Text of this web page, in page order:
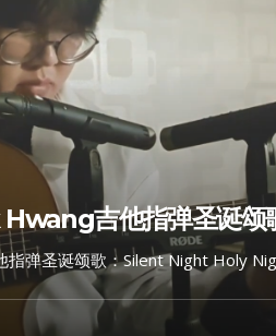
吉他指弹圣诞
指弹圣诞颂歌：Silent Night Holy